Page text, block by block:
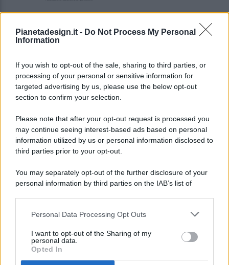
Pianetadesign.it - Do Not Process My Personal
Information
If you wish to opt-out of the sale, sharing to third parties, or
processing of your personal or sensitive information for
targeted advertising by us, please use the below opt-out
section to confirm your selection.
Please note that after your opt-out request is processed you
may continue seeing interest-based ads based on personal
information utilized by us or personal information disclosed to
third parties prior to your opt-out.
You may separately opt-out of the further disclosure of your
personal information by third parties on the IAB’s list of
This information may also be disclosed by us to third parties
disclose it to other third parties.
Personal Data Processing Opt Outs
I want to opt-out of the Sharing of my
personal data.
Opted In
© 2026 - Pianeta Design - P.IVA 04827280654 - Testata
Registrata Al Tribunale Di Nocera Inferiore N. 8/2020 - RG N.
ISCRIZIONE AL ROC N. 35792 – ISCRITTA ALL’ANSO
(ASSOCIAZIONE NAZIONALE STAMPA ONLINE)
PREFERENZE PRIVACY